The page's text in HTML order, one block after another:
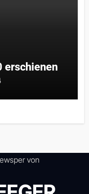
erschienen
von